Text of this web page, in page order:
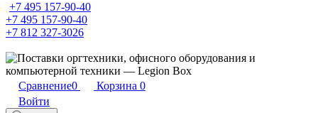
+7 495 157-90-40
+7 495 157-90-40
+7 812 327-3026
Сравнение0 Корзина 0
Войти